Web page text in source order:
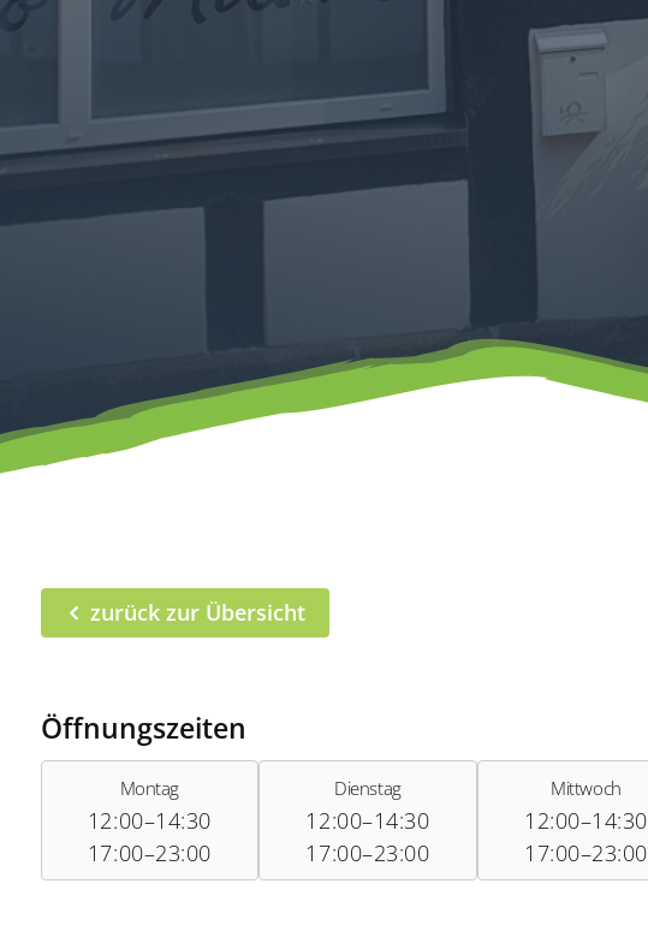
zurück zur Übersicht
Öffnungszeiten
Montag
12:00–14:30
17:00–23:00
Dienstag
12:00–14:30
17:00–23:00
Mittwoch
12:00–14:30
17:00–23:00